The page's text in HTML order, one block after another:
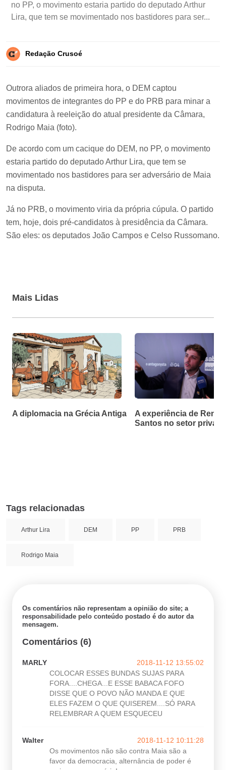
no PP, o movimento estaria partido do deputado Arthur
Lira, que tem se movimentado nos bastidores para ser...
Redação Crusoé
Outrora aliados de primeira hora, o DEM captou
movimentos de integrantes do PP e do PRB para minar a
candidatura à reeleição do atual presidente da Câmara,
Rodrigo Maia (foto).
De acordo com um cacique do DEM, no PP, o movimento
estaria partido do deputado Arthur Lira, que tem se
movimentado nos bastidores para ser adversário de Maia
na disputa.
Já no PRB, o movimento viria da própria cúpula. O partido
tem, hoje, dois pré-candidatos à presidência da Câmara.
São eles: os deputados João Campos e Celso Russomano.
Mais Lidas
A diplomacia na Grécia Antiga
A experiência de Renan
Santos no setor
Tags relacionadas
Arthur Lira DEM PP PRB
Rodrigo Maia
Os comentários não representam a opinião do site; a
responsabilidade pelo conteúdo postado é do autor da
mensagem.
Comentários (6)
MARLY
2018-11-12 13:55:02
COLOCAR ESSES BUNDAS SUJAS PARA
FORA....CHEGA...E ESSE BABACA FOFO
DISSE QUE O POVO NÃO MANDA E QUE
ELES FAZEM O QUE QUISEREM....SÓ PARA
RELEMBRAR A QUEM ESQUECEU
Walter
2018-11-12 10:11:28
Os movimentos não são contra Maia são a
favor da democracia, alternância de poder é